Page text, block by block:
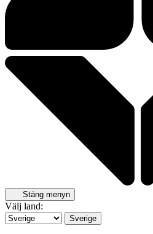
Stäng menyn
Välj land:
Sverige